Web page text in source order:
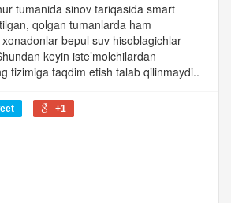
tumanida sinov tariqasida smart
qolgan tumanlarda ham
bepul suv hisoblagichlar
keyin iste’molchilardan
tizimiga taqdim etish talab qilinmaydi..
+1